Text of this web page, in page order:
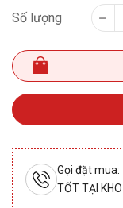
Số lượng
Gọi đặt mua:
TỐT TẠI KHO